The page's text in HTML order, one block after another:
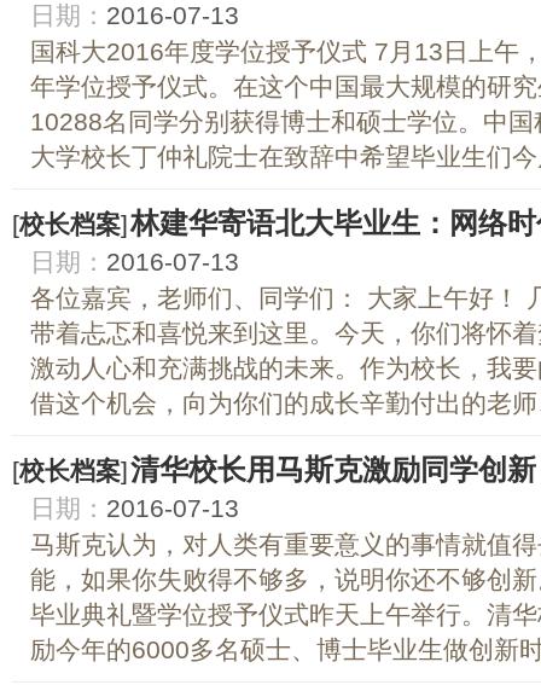
日期： 2016-07-13
国科大2016年度学位授予仪式 7月13日上午
年学位授予仪式。在这个中国最大规模的研
10288名同学分别获得博士和硕士学位。中
大学校长丁仲礼院士在致辞中希望毕业生们
[校长档案]林建华寄语北大毕业生：网络
日期： 2016-07-13
各位嘉宾，老师们、同学们： 大家上午好！
带着忐忑和喜悦来到这里。今天，你们将怀
激动人心和充满挑战的未来。作为校长，我
借这个机会，向为你们的成长辛勤付出的老
[校长档案]清华校长用马斯克激励同学创新
日期： 2016-07-13
马斯克认为，对人类有重要意义的事情就值
能，如果你失败得不够多，说明你还不够创
毕业典礼暨学位授予仪式昨天上午举行。清
励今年的6000多名硕士、博士毕业生做创新